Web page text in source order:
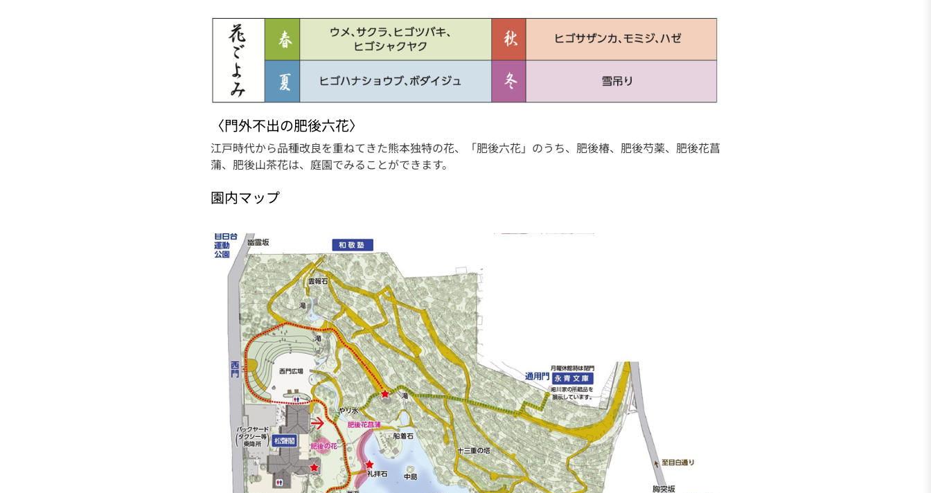
〈門外不出の肥後六花〉
江戸時代から品種改良を重ねてきた熊本独特の花、「肥後六花」のうち、肥後椿、肥後芍薬、肥後花菖
蒲、肥後山茶花は、庭園でみることができます。
園内マップ